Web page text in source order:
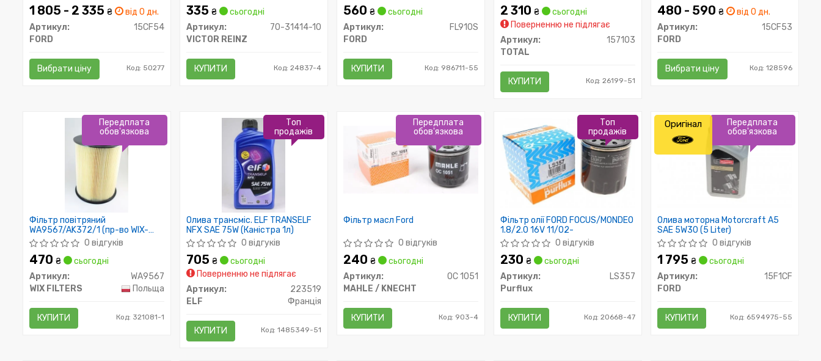
1 805 - 2 335 ₴
від 0 дн.
Артикул:
15CF54
FORD
Вибрати ціну Код: 50277
335 ₴
сьогодні
Артикул:
70-31414-10
VICTOR REINZ
КУПИТИ Код: 24837-4
560 ₴
сьогодні
Артикул:
FL910S
FORD
КУПИТИ Код: 986711-55
2 310 ₴
сьогодні
Поверненню не підлягає
Артикул:
157103
TOTAL
КУПИТИ Код: 26199-51
480 - 590 ₴
від 0 дн.
Артикул:
15CF53
FORD
Вибрати ціну Код: 128596
Фільтр повітряний
WA9567/AK372/1 (пр-во WIX-
Filtron)
0 відгуків
470 ₴
сьогодні
Артикул:
WA9567
WIX FILTERS
Польща
КУПИТИ Код: 321081-1
Передплата
обов'язкова
Олива трансміс. ELF TRANSELF
NFX SAE 75W (Каністра 1л)
0 відгуків
705 ₴
сьогодні
Поверненню не підлягає
Артикул:
223519
ELF
Франція
КУПИТИ Код: 1485349-51
Топ
продажів
Фільтр масл Ford
0 відгуків
240 ₴
сьогодні
Артикул:
OC 1051
MAHLE / KNECHT
КУПИТИ Код: 903-4
Передплата
обов'язкова
Фільтр олії FORD FOCUS/MONDEO
1.8/2.0 16V 11/02-
0 відгуків
230 ₴
сьогодні
Артикул:
LS357
Purflux
КУПИТИ Код: 20668-47
Топ
продажів
Олива моторна Motorcraft A5
SAE 5W30 (5 Liter)
0 відгуків
1 795 ₴
сьогодні
Артикул:
15F1CF
FORD
КУПИТИ Код: 6594975-55
Передплата
обов'язкова
Оригінал